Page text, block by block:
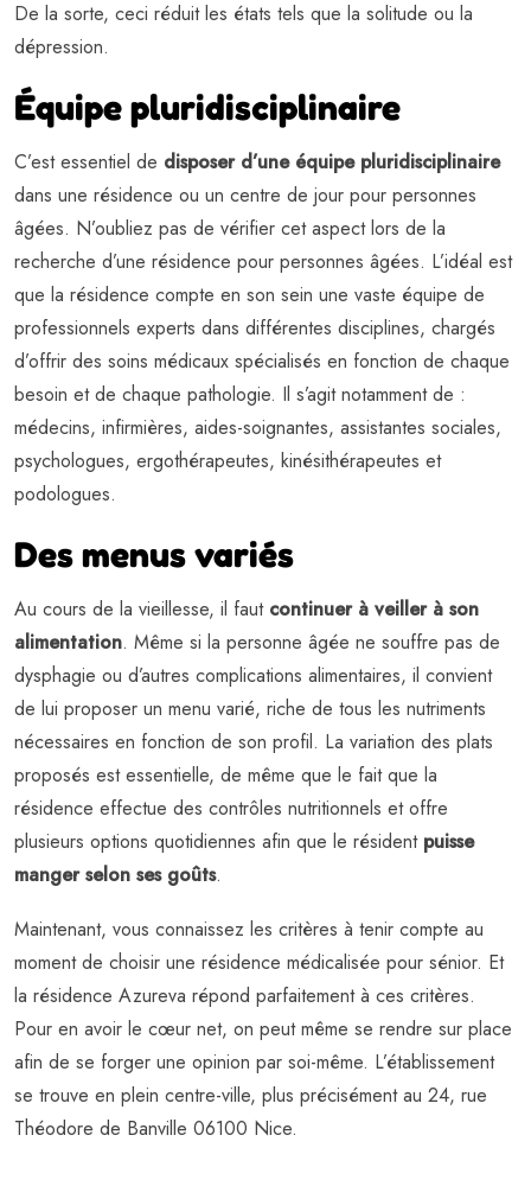
De la sorte, ceci réduit les états tels que la solitude ou la
dépression.
Équipe pluridisciplinaire
C’est essentiel de disposer d’une équipe pluridisciplinaire
dans une résidence ou un centre de jour pour personnes
âgées. N’oubliez pas de vérifier cet aspect lors de la
recherche d’une résidence pour personnes âgées. L’idéal est
que la résidence compte en son sein une vaste équipe de
professionnels experts dans différentes disciplines, chargés
d’offrir des soins médicaux spécialisés en fonction de chaque
besoin et de chaque pathologie. Il s’agit notamment de :
médecins, infirmières, aides-soignantes, assistantes sociales,
psychologues, ergothérapeutes, kinésithérapeutes et
podologues.
Des menus variés
Au cours de la vieillesse, il faut continuer à veiller à son
alimentation. Même si la personne âgée ne souffre pas de
dysphagie ou d’autres complications alimentaires, il convient
de lui proposer un menu varié, riche de tous les nutriments
nécessaires en fonction de son profil. La variation des plats
proposés est essentielle, de même que le fait que la
résidence effectue des contrôles nutritionnels et offre
plusieurs options quotidiennes afin que le résident puisse
manger selon ses goûts.
Maintenant, vous connaissez les critères à tenir compte au
moment de choisir une résidence médicalisée pour sénior. Et
la résidence Azureva répond parfaitement à ces critères.
Pour en avoir le cœur net, on peut même se rendre sur place
afin de se forger une opinion par soi-même. L’établissement
se trouve en plein centre-ville, plus précisément au 24, rue
Théodore de Banville 06100 Nice.